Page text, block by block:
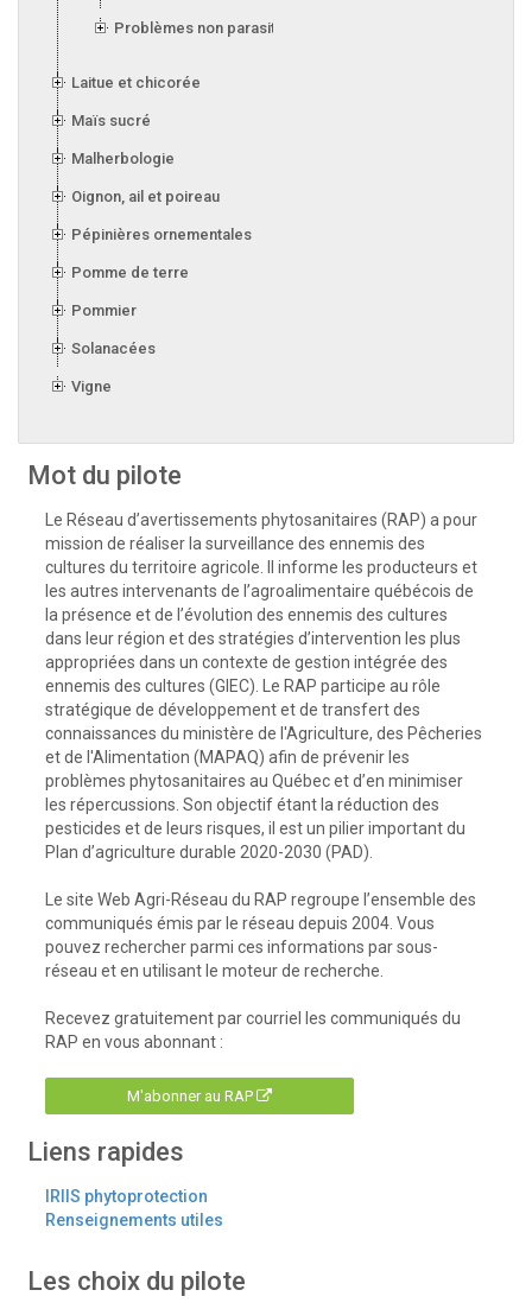
Problèmes non parasitaires
Laitue et chicorée
Maïs sucré
Malherbologie
Oignon, ail et poireau
Pépinières ornementales
Pomme de terre
Pommier
Solanacées
Vigne
Mot du pilote
Le Réseau d’avertissements phytosanitaires (RAP) a pour
mission de réaliser la surveillance des ennemis des
cultures du territoire agricole. Il informe les producteurs et
les autres intervenants de l’agroalimentaire québécois de
la présence et de l’évolution des ennemis des cultures
dans leur région et des stratégies d’intervention les plus
appropriées dans un contexte de gestion intégrée des
ennemis des cultures (GIEC). Le RAP participe au rôle
stratégique de développement et de transfert des
connaissances du ministère de l'Agriculture, des Pêcheries
et de l'Alimentation (MAPAQ) afin de prévenir les
problèmes phytosanitaires au Québec et d’en minimiser
les répercussions. Son objectif étant la réduction des
pesticides et de leurs risques, il est un pilier important du
Plan d’agriculture durable 2020-2030 (PAD).
Le site Web Agri-Réseau du RAP regroupe l’ensemble des
communiqués émis par le réseau depuis 2004. Vous
pouvez rechercher parmi ces informations par sous-
réseau et en utilisant le moteur de recherche.
Recevez gratuitement par courriel les communiqués du
RAP en vous abonnant :
M'abonner au RAP
Liens rapides
IRIIS phytoprotection
Renseignements utiles
Les choix du pilote